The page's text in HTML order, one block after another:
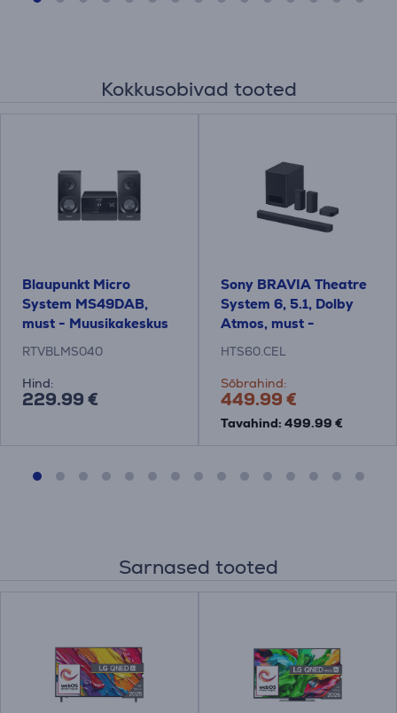
Kokkusobivad tooted
Blaupunkt Micro
System MS49DAB,
must - Muusikakeskus
RTVBLMS040
Hind:
229.99 €
Sony BRAVIA Theatre
System 6, 5.1, Dolby
Atmos, must -
Kodukinosüsteem
HTS60.CEL
Sõbrahind:
449.99 €
Tavahind: 499.99 €
Sarnased tooted